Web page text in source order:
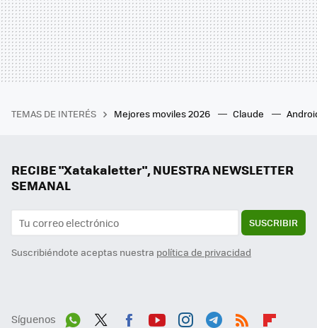
TEMAS DE INTERÉS Mejores moviles 2026 Claude
RECIBE "Xatakaletter", NUESTRA NEWSLETTER
SEMANAL
SUSCRIBIR
Suscribiéndote aceptas nuestra política de privacidad
Síguenos